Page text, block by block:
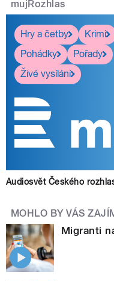
mujRozhlas
Hry a četby
Krimi
Pohádky
Pořady
Živé vysílání
Audiosvět Českého
MOHLO BY VÁS
Migranti